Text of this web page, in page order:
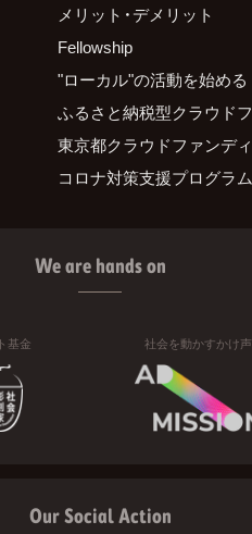
メリット・デメリット
Fellowship
"ローカル"の活動を始める
ふるさと納税型クラウド
東京都クラウドファンデ
コロナ対策支援プログラ
We are hands on
基金 社会を動かすかけ声
Our Social Action